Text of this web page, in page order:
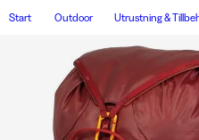
Start Outdoor Utrustning &